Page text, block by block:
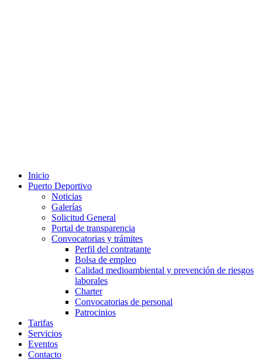
Inicio
Puerto Deportivo
Noticias
Galerías
Solicitud General
Portal de transparencia
Convocatorias y trámites
Perfil del contratante
Bolsa de empleo
Calidad medioambiental y prevención de riesgos
laborales
Charter
Convocatorias de personal
Patrocinios
Tarifas
Servicios
Eventos
Contacto